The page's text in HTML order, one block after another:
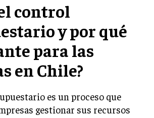
DE MERCADO
COMPETENCIA
CLIENTES
EMPRESARIAL
CAMBIO
control
y por qué
para las
en Chile?
es un proceso que
gestionar sus recursos